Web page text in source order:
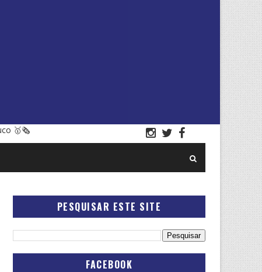
🥇🗞
PESQUISAR ESTE SITE
FACEBOOK